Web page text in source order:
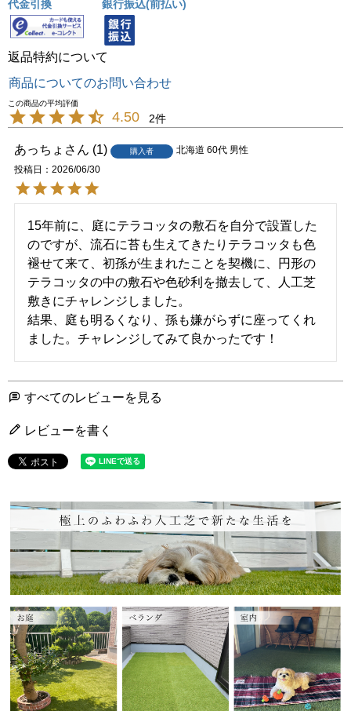
代金引換 銀行振込(前払い)
返品特約について
商品についてのお問い合わせ
4.50 2
あっちょ 1 購入者 北海道 60代 男性
投稿日
2026/06/30
15年前に、庭にテラコッタの敷石を自分で設置した
のですが、流石に苔も生えてきたりテラコッタも色
褪せて来て、初孫が生まれたことを契機に、円形の
テラコッタの中の敷石や色砂利を撤去して、人工芝
敷きにチャレンジしました。
結果、庭も明るくなり、孫も嫌がらずに座ってくれ
ました。チャレンジしてみて良かったです！
すべてのレビューを見る
レビューを書く